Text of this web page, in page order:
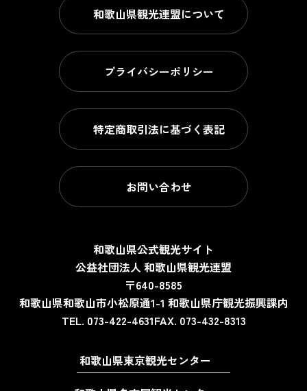
和歌山県観光連盟について
プライバシーポリシー
特定商取引法に基づく表記
お問い合わせ
和歌山県公式観光サイト
公益社団法人 和歌山県観光連盟
〒640-8585
和歌山県和歌山市小松原通1-1 和歌山県庁観光振興課内
TEL. 073-422-4631FAX. 073-432-8313
和歌山県東京観光センター